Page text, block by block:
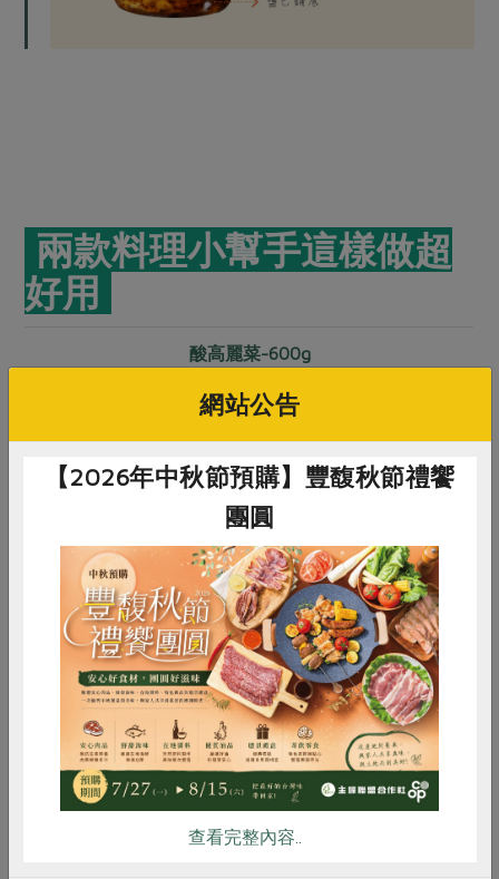
兩款料理小幫手這樣做超
好用
酸高麗菜-600g
傳統方式醃製而成，保有高麗菜原
有之色澤，更添發酵風味。酸菜
魚、酸菜鍋或切碎包水餃，適合與
有豐富油脂的食材一起料理。
有機鹽麴
以有機米百分之百自然發酵。鹽麴
可用10：1的方式醃漬小黃瓜、蘿
蔔、白菜、高麗菜等蔬果，做為涼
拌菜食用；也可同比例醃漬肉品
後，煎、烤、煮、蒸，取代鹽的鹹
味並能軟化肉質，提升料理甘甜滋
味，不過，鹽麴易燒焦，務必先擦
掉再煎烤。
惜食 RPET 食譜 減硝酸鹽
雞蛋 食安 共同購買
網站公告
【2026年中秋節預購】豐馥秋節禮饗
團圓
查看完整內容..